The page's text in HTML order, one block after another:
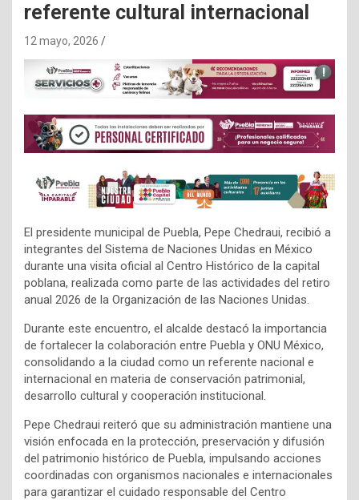
referente cultural internacional
12 mayo, 2026
El presidente municipal de Puebla, Pepe Chedraui, recibió a
integrantes del Sistema de Naciones Unidas en México
durante una visita oficial al Centro Histórico de la capital
poblana, realizada como parte de las actividades del retiro
anual 2026 de la Organización de las Naciones Unidas.
Durante este encuentro, el alcalde destacó la importancia
de fortalecer la colaboración entre Puebla y ONU México,
consolidando a la ciudad como un referente nacional e
internacional en materia de conservación patrimonial,
desarrollo cultural y cooperación institucional.
Pepe Chedraui reiteró que su administración mantiene una
visión enfocada en la protección, preservación y difusión
del patrimonio histórico de Puebla, impulsando acciones
coordinadas con organismos nacionales e internacionales
para garantizar el cuidado responsable del Centro